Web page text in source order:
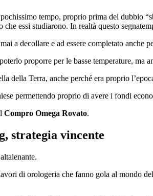
tempo, proprio prima del dubbio
essi studiarono. In realtà questo
a decollare e ad essere completato anche
proporre per le basse temperature, ma
della Terra, anche perché era proprio
permettendo proprio di avere i fondi
Compro Omega Rovato.
strategia vincente
di orologeria che fanno gola al mondo